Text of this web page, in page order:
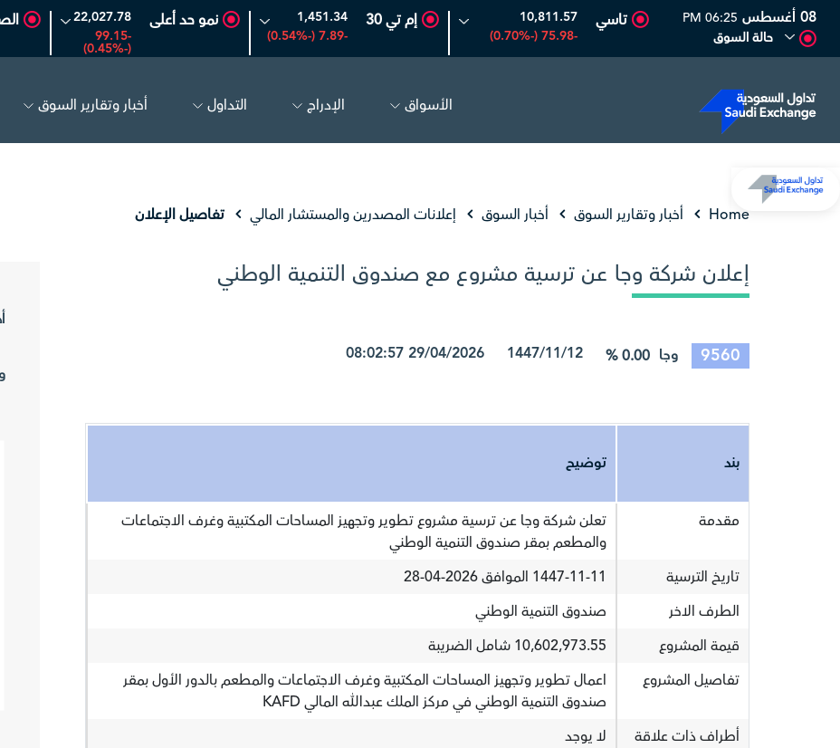
المصافي
08 أغسطس
06:25 PM
حالة السوق
تاسي
10,811.57
-75.98 (-0.70%)
إم تي 30
1,451.34
-7.89 (-0.54%)
نمو حد أعلى
22,027.78
-99.15
(-0.45%)
الأسواق الإدراج التداول أخبار وتقارير السوق
Home أخبار وتقارير السوق أخبار السوق إعلانات المصدرين والمستشار المالي تفاصيل الإعلان
إعلان شركة وجا عن ترسية مشروع مع صندوق التنمية الوطني
9560 وجا 0.00 %
1447/11/12 29/04/2026 08:02:57
بند توضيح
مقدمة
تعلن شركة وجا عن ترسية مشروع تطوير وتجهيز المساحات المكتبية وغرف الاجتماعات
والمطعم بمقر صندوق التنمية الوطني
تاريخ الترسية
1447-11-11 الموافق 2026-04-28
الطرف الاخر
صندوق التنمية الوطني
قيمة المشروع
10,602,973.55 شامل الضريبة
تفاصيل المشروع
اعمال تطوير وتجهيز المساحات المكتبية وغرف الاجتماعات والمطعم بالدور الأول بمقر
صندوق التنمية الوطني في مركز الملك عبدالله المالي KAFD
أطراف ذات علاقة
لا يوجد